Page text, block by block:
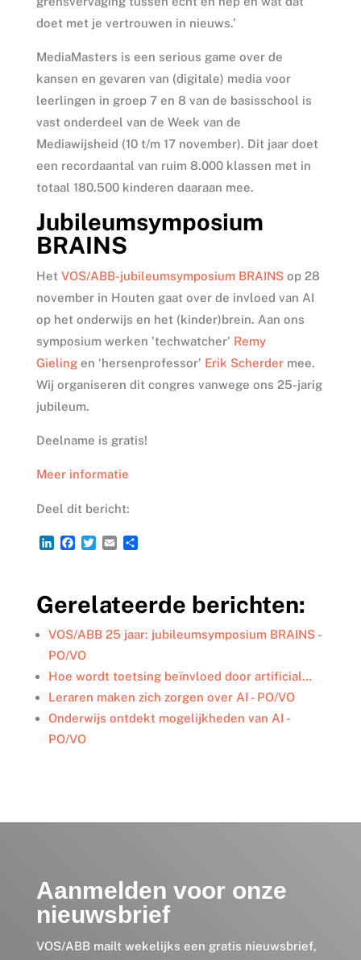
doet met je vertrouwen in nieuws.’
MediaMasters is een serious game over de
kansen en gevaren van (digitale) media voor
leerlingen in groep 7 en 8 van de basisschool is
vast onderdeel van de Week van de
Mediawijsheid (10 t/m 17 november). Dit jaar doet
een recordaantal van ruim 8.000 klassen met in
totaal 180.500 kinderen daaraan mee.
Jubileumsymposium
BRAINS
Het VOS/ABB-jubileumsymposium BRAINSop 28
november in Houten gaat over de invloed van AI
op het onderwijs en het (kinder)brein. Aan ons
symposium werken ’techwatcher’ Remy
Gielingen ‘hersenprofessor’ Erik Scherdermee.
Wij organiseren dit congres vanwege ons 25-jarig
jubileum.
Deelname is gratis!
Meer informatie
Deel dit bericht:
L
e
d
I
n
F
b
o
o
k
T
t
e
r
E
l
D
n
Gerelateerde berichten:
VOS/ABB 25 jaar: jubileumsymposium BRAINS -
PO/VO
Hoe wordt toetsing beïnvloed door artificial…
Leraren maken zich zorgen over AI - PO/VO
Onderwijs ontdekt mogelijkheden van AI -
PO/VO
Aanmelden voor onze
nieuwsbrief
VOS/ABB mailt wekelijks een gratis nieuwsbrief,